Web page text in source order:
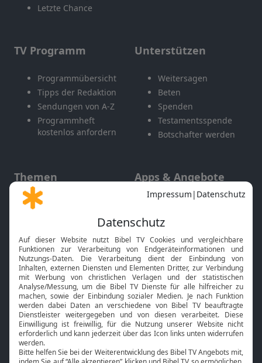
Letzte Chance
TV Programm
Programmübersicht
Tipps der Redaktion
Sendungen von A-Z
Programmheft
kostenlos anfordern
Unterstützen
Weitersagen
Beten
Spenden
Testamentsspende
Botschafter werden
Themen
Gott und Bibel erklärt
Neuigkeiten
Apps & Angebote
Mobile App
Smart TV
HbbTV
Bibelthek Online-Bibel
Nächster Gottesdienst
Bibel TV
Über uns
Service
Kontakt